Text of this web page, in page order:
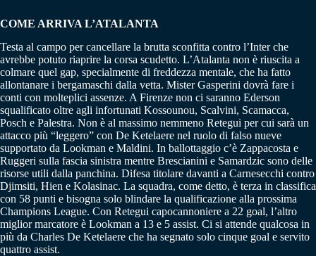
COME ARRIVA L’ATALANTA
Testa al campo per cancellare la brutta sconfitta contro l’Inter che
avrebbe potuto riaprire la corsa scudetto. L’Atalanta non è riuscita a
colmare quel gap, specialmente di freddezza mentale, che ha fatto
allontanare i bergamaschi dalla vetta. Mister Gasperini dovrà fare i
conti con molteplici assenze. A Firenze non ci saranno Ederson
squalificato oltre agli infortunati Kossounou, Scalvini, Scamacca,
Posch e Palestra. Non è al massimo nemmeno Retegui per cui sarà un
attacco più “leggero” con De Ketelaere nel ruolo di falso nueve
supportato da Lookman e Maldini. In ballottaggio c’è Zappacosta e
Ruggeri sulla fascia sinistra mentre Brescianini e Samardzic sono delle
risorse utili dalla panchina. Difesa titolare davanti a Carnesecchi contro
Djimsiti, Hien e Kolasinac. La squadra, come detto, è terza in classifica
con 58 punti e bisogna solo blindare la qualificazione alla prossima
Champions League. Con Retegui capocannoniere a 22 goal, l’altro
miglior marcatore è Lookman a 13 e 5 assist. Ci si attende qualcosa in
più da Charles De Ketelaere che ha segnato solo cinque goal e servito
quattro assist.